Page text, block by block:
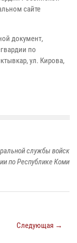
сайте
документ,
по
ул. Кирова,
службы войск
по Республике Коми
Следующая →